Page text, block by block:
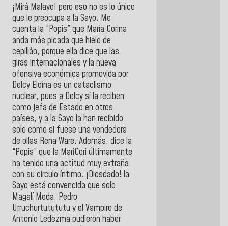
¡Mirá Malayo! pero eso no es lo único
que le preocupa a la Sayo. Me
cuenta la “Popis” que María Corina
anda más picada que hielo de
cepilláo, porque ella dice que las
giras internacionales y la nueva
ofensiva económica promovida por
Delcy Eloína es un cataclismo
nuclear, pues a Delcy sí la reciben
como jefa de Estado en otros
países, y a la Sayo la han recibido
solo como si fuese una vendedora
de ollas Rena Ware. Además, dice la
“Popis” que la MariCori últimamente
ha tenido una actitud muy extraña
con su círculo íntimo. ¡Diosdado! la
Sayo está convencida que solo
Magalí Meda, Pedro
Urruchurtutututu y el Vampiro de
Antonio Ledezma pudieron haber